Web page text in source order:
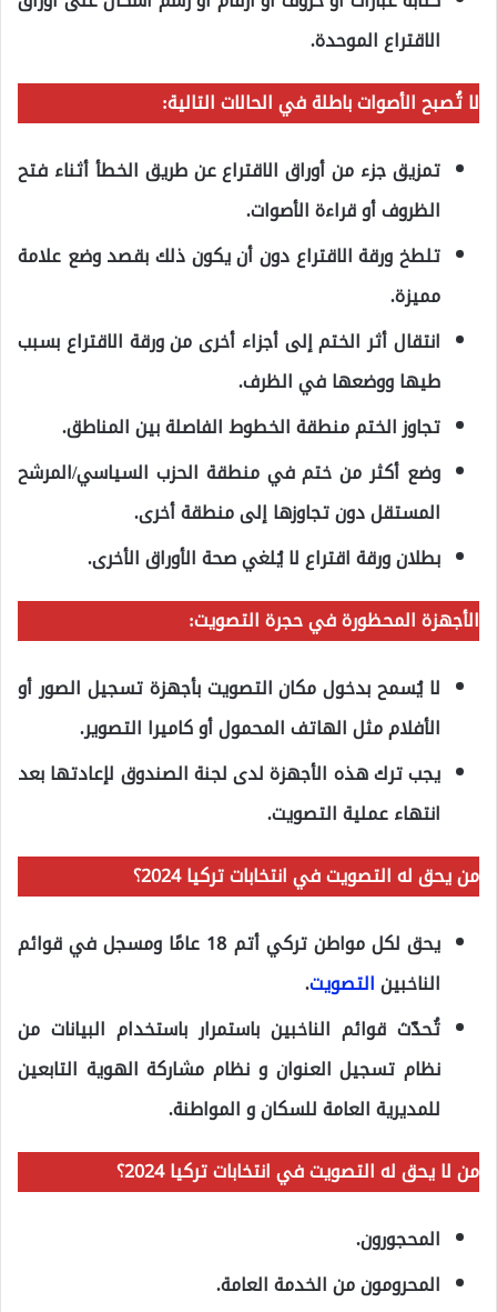
الاقتراع الموحدة.
لا تُصبح الأصوات باطلة في الحالات التالية:
تمزيق جزء من أوراق الاقتراع عن طريق الخطأ أثناء فتح
الظروف أو قراءة الأصوات.
تلطخ ورقة الاقتراع دون أن يكون ذلك بقصد وضع علامة
مميزة.
انتقال أثر الختم إلى أجزاء أخرى من ورقة الاقتراع بسبب
طيها ووضعها في الظرف.
تجاوز الختم منطقة الخطوط الفاصلة بين المناطق.
وضع أكثر من ختم في منطقة الحزب السياسي/المرشح
المستقل دون تجاوزها إلى منطقة أخرى.
بطلان ورقة اقتراع لا يُلغي صحة الأوراق الأخرى.
الأجهزة المحظورة في حجرة التصويت:
لا يُسمح بدخول مكان التصويت بأجهزة تسجيل الصور أو
الأفلام مثل الهاتف المحمول أو كاميرا التصوير.
يجب ترك هذه الأجهزة لدى لجنة الصندوق لإعادتها بعد
انتهاء عملية التصويت.
من يحق له التصويت في انتخابات تركيا 2024؟
يحق لكل مواطن تركي أتم 18 عامًا ومسجل في قوائم
الناخبينالتصويت.
تُحدّث قوائم الناخبين باستمرار باستخدام البيانات من
نظام تسجيل العنوان و نظام مشاركة الهوية التابعين
للمديرية العامة للسكان و المواطنة.
من لا يحق له التصويت في انتخابات تركيا 2024؟
المحجورون.
المحرومون من الخدمة العامة.